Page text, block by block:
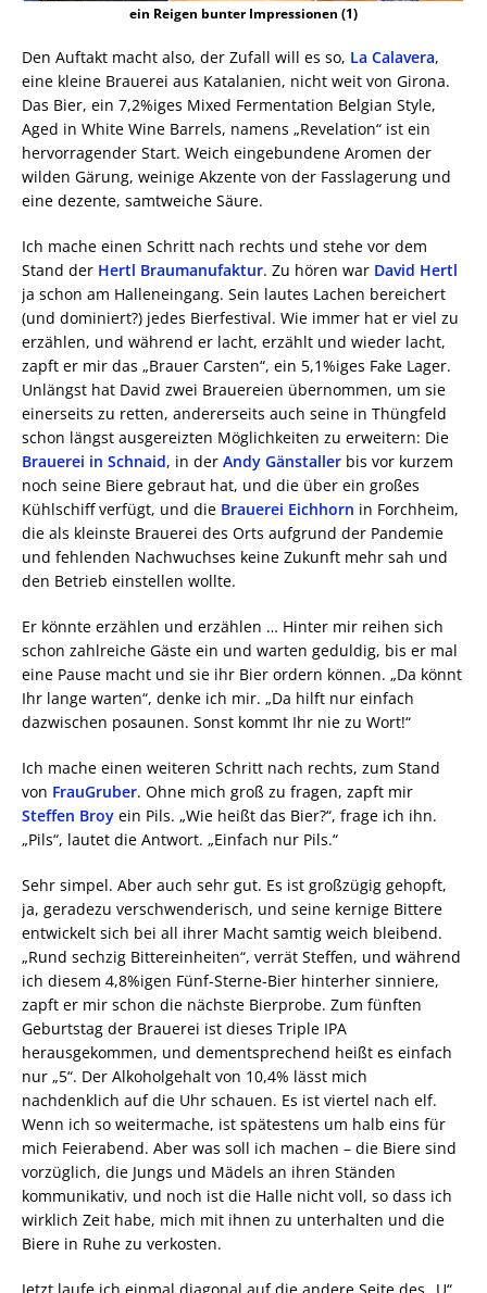
ein Reigen bunter Impressionen (1)
Den Auftakt macht also, der Zufall will es so, La Calavera,
eine kleine Brauerei aus Katalanien, nicht weit von Girona.
Das Bier, ein 7,2%iges Mixed Fermentation Belgian Style,
Aged in White Wine Barrels, namens „Revelation“ ist ein
hervorragender Start. Weich eingebundene Aromen der
wilden Gärung, weinige Akzente von der Fasslagerung und
eine dezente, samtweiche Säure.
Ich mache einen Schritt nach rechts und stehe vor dem
Stand der Hertl Braumanufaktur. Zu hören war David Hertl
ja schon am Halleneingang. Sein lautes Lachen bereichert
(und dominiert?) jedes Bierfestival. Wie immer hat er viel zu
erzählen, und während er lacht, erzählt und wieder lacht,
zapft er mir das „Brauer Carsten“, ein 5,1%iges Fake Lager.
Unlängst hat David zwei Brauereien übernommen, um sie
einerseits zu retten, andererseits auch seine in Thüngfeld
schon längst ausgereizten Möglichkeiten zu erweitern: Die
Brauerei in Schnaid, in der Andy Gänstaller bis vor kurzem
noch seine Biere gebraut hat, und die über ein großes
Kühlschiff verfügt, und die Brauerei Eichhorn in Forchheim,
die als kleinste Brauerei des Orts aufgrund der Pandemie
und fehlenden Nachwuchses keine Zukunft mehr sah und
den Betrieb einstellen wollte.
Er könnte erzählen und erzählen … Hinter mir reihen sich
schon zahlreiche Gäste ein und warten geduldig, bis er mal
eine Pause macht und sie ihr Bier ordern können. „Da könnt
Ihr lange warten“, denke ich mir. „Da hilft nur einfach
dazwischen posaunen. Sonst kommt Ihr nie zu Wort!“
Ich mache einen weiteren Schritt nach rechts, zum Stand
von FrauGruber. Ohne mich groß zu fragen, zapft mir
Steffen Broy ein Pils. „Wie heißt das Bier?“, frage ich ihn.
„Pils“, lautet die Antwort. „Einfach nur Pils.“
Sehr simpel. Aber auch sehr gut. Es ist großzügig gehopft,
ja, geradezu verschwenderisch, und seine kernige Bittere
entwickelt sich bei all ihrer Macht samtig weich bleibend.
„Rund sechzig Bittereinheiten“, verrät Steffen, und während
ich diesem 4,8%igen Fünf-Sterne-Bier hinterher sinniere,
zapft er mir schon die nächste Bierprobe. Zum fünften
Geburtstag der Brauerei ist dieses Triple IPA
herausgekommen, und dementsprechend heißt es einfach
nur „5“. Der Alkoholgehalt von 10,4% lässt mich
nachdenklich auf die Uhr schauen. Es ist viertel nach elf.
Wenn ich so weitermache, ist spätestens um halb eins für
mich Feierabend. Aber was soll ich machen – die Biere sind
vorzüglich, die Jungs und Mädels an ihren Ständen
kommunikativ, und noch ist die Halle nicht voll, so dass ich
wirklich Zeit habe, mich mit ihnen zu unterhalten und die
Biere in Ruhe zu verkosten.